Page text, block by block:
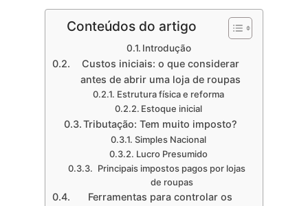
Conteúdos do artigo
Introdução
Custos iniciais: o que considerar
antes de abrir uma loja de roupas
Estrutura física e reforma
Estoque inicial
Tributação: Tem muito imposto?
Simples Nacional
Lucro Presumido
Principais impostos pagos por lojas
de roupas
Ferramentas para controlar os